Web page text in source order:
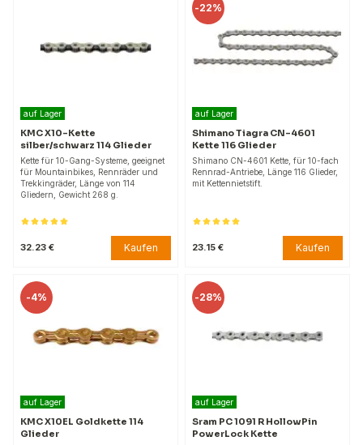
auf Lager
KMC X10-Kette
silber/schwarz 114 Glieder
Kette für 10-Gang-Systeme, geeignet
für Mountainbikes, Rennräder und
Trekkingräder, Länge von 114
Gliedern, Gewicht 268 g.
32.23 € Kaufen
-22%
auf Lager
Shimano Tiagra CN-4601
Kette 116 Glieder
Shimano CN-4601 Kette, für 10-fach
Rennrad-Antriebe, Länge 116 Glieder,
mit Kettennietstift.
23.15 € Kaufen
-4%
auf Lager
KMC X10EL Goldkette 114
Glieder
-28%
auf Lager
Sram PC 1091 R HollowPin
PowerLock Kette